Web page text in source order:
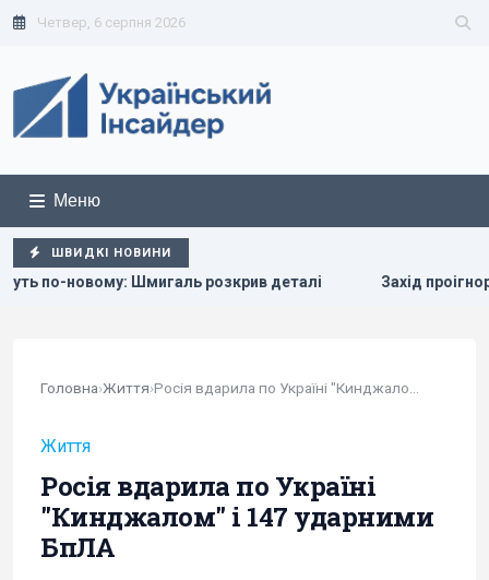
Четвер, 6 серпня 2026
Меню
ШВИДКІ НОВИНИ
розкрив деталі Захід проігнорував прохання Києва
Головна›Життя›
Життя
Росія вдарила по Україні
"Кинджалом" і 147 ударними
БпЛА